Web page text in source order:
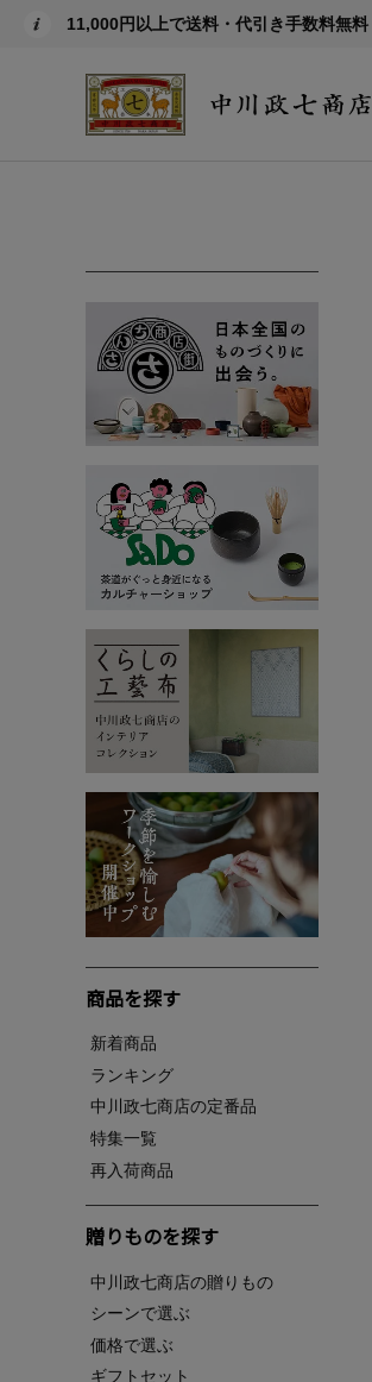
11,000円以上で送料・代引き手数料無料
商品を探す
新着商品
ランキング
中川政七商店の定番品
特集一覧
再入荷商品
贈りものを探す
中川政七商店の贈りもの
シーンで選ぶ
価格で選ぶ
ギフトセット